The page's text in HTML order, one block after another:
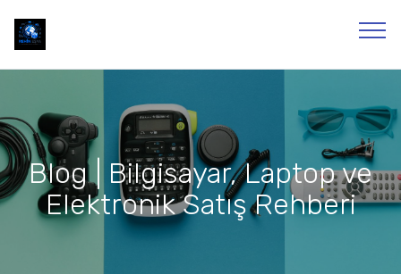
Blog | Bilgisayar, Laptop ve
Elektronik Satış Rehberi